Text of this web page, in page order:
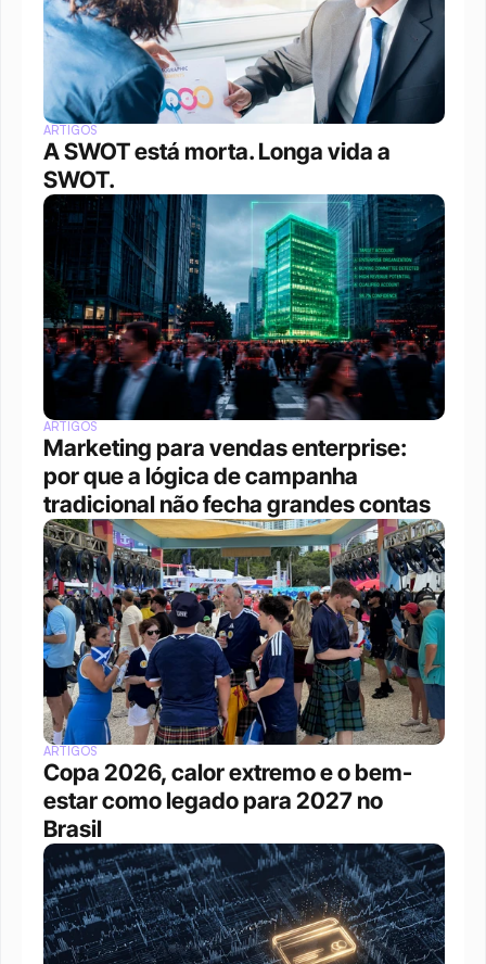
ARTIGOS
A SWOT está morta. Longa vida a
SWOT.
ARTIGOS
Marketing para vendas enterprise:
por que a lógica de campanha
tradicional não fecha grandes contas
ARTIGOS
Copa 2026, calor extremo e o bem-
estar como legado para 2027 no
Brasil